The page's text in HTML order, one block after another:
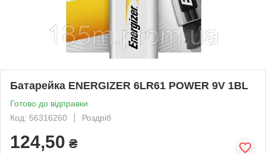
Батарейка ENERGIZER 6LR61 POWER 9V 1BL
Готово до відправки
Код: 56316260
Роздріб
124,50 ₴